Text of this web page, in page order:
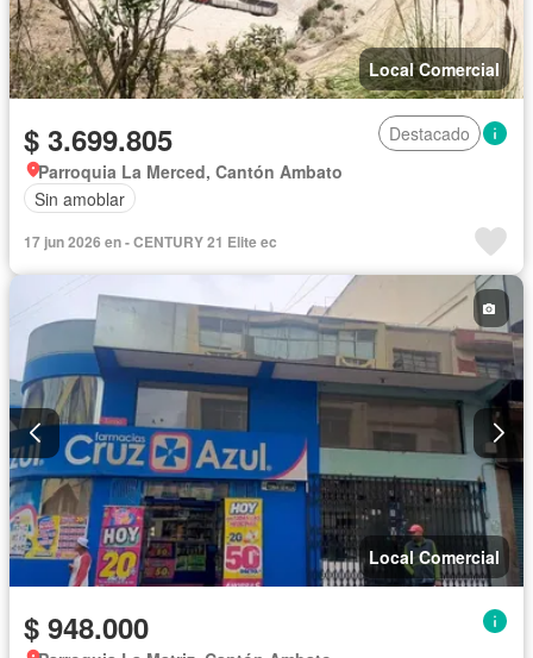
Local Comercial
$ 3.699.805
Destacado
Parroquia La Merced, Cantón Ambato
Sin amoblar
17 jun 2026 en - CENTURY 21 Elite ec
Local Comercial
$ 948.000